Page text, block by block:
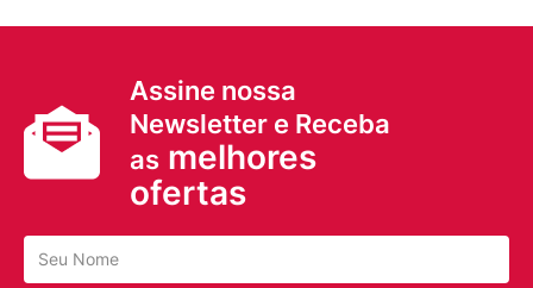
Assine nossa
Newsletter e Receba
as melhores
ofertas